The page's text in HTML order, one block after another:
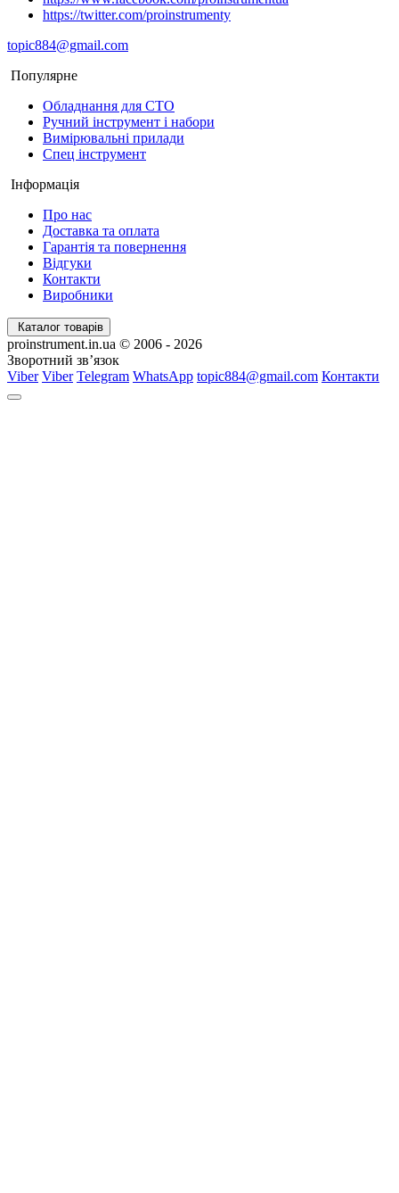
https://twitter.com/proinstrumenty
topic884@gmail.com
Популярне
Обладнання для СТО
Ручний інструмент і набори
Вимірювальні прилади
Спец інструмент
Інформація
Про нас
Доставка та оплата
Гарантія та повернення
Відгуки
Контакти
Виробники
Каталог товарів
proinstrument.in.ua © 2006 - 2026
Зворотний зв’язок
Viber Viber Telegram WhatsApp topic884@gmail.com Контакти